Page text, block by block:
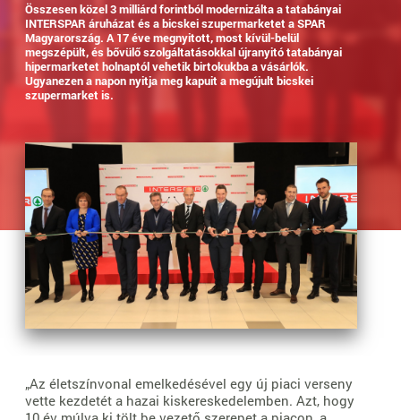
Összesen közel 3 milliárd forintból modernizálta a tatabányai
INTERSPAR áruházat és a bicskei szupermarketet a SPAR
Magyarország. A 17 éve megnyitott, most kívül-belül
megszépült, és bővülő szolgáltatásokkal újranyitó tatabányai
hipermarketet holnaptól vehetik birtokukba a vásárlók.
Ugyanezen a napon nyitja meg kapuit a megújult bicskei
szupermarket is.
„Az életszínvonal emelkedésével egy új piaci verseny
vette kezdetét a hazai kiskereskedelemben. Azt, hogy